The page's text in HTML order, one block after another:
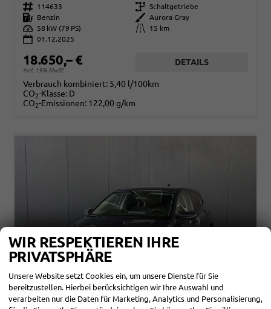
Fahrzeugnr. 114633 Getriebe Schaltgetriebe
Kraftstoff
Benzin Außenfarbe
Aurora Gray
Leistung
58 kW (79 PS) Kilometerstand
15 km
01.12.2025
18.650,– €
incl. 19% MwSt.
DETAILS
Verbrauch kombiniert: 5,40 l/100km
CO2-Klasse: D
CO2-Emissionen: 122,00 g/km
WIR RESPEKTIEREN IHRE
PRIVATSPHÄRE
Unsere Website setzt Cookies ein, um unsere Dienste für Sie
bereitzustellen. Hierbei berücksichtigen wir Ihre Auswahl und
verarbeiten nur die Daten für Marketing, Analytics und Personalisierung,